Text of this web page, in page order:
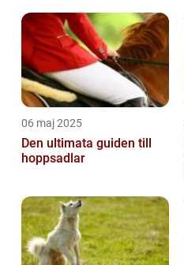
06 maj 2025
Den ultimata guiden till
hoppsadlar